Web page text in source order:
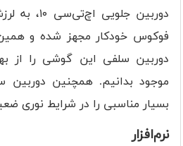
دوربین
فوکوس خودکار مجهز شده و
دوربین سلفی این گوشی را از
موجود بدانیم. همچنین دوربین
بسیار مناسبی را در شرایط نوری
نرم‌افزار